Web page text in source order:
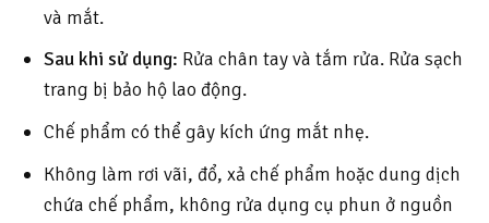
và mắt.
Sau khi sử dụng: Rửa chân tay và tắm rửa. Rửa sạch
trang bị bảo hộ lao động.
Chế phẩm có thể gây kích ứng mắt nhẹ.
Không làm rơi vãi, đổ, xả chế phẩm hoặc dung dịch
chứa chế phẩm, không rửa dụng cụ phun ở nguồn